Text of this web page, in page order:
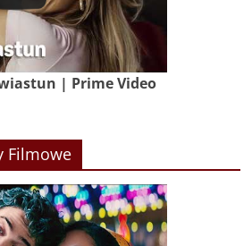
| Prime Video
Filmowe